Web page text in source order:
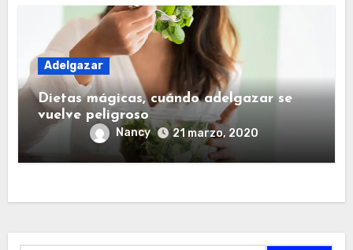
Adelgazar
Dietas mágicas, cuándo adelgazar se
vuelve peligroso
Nancy 21 marzo, 2020